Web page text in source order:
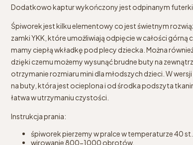
Dodatkowo kaptur wykończony jest odpinanym
Śpiworek jest kilku elementowy co jest świetnym
zamki YKK, które umożliwiają odpięcie w całości górną
mamy ciepłą wkładkę pod plecy dziecka. Można
dzięki czemu możemy wysunąć brudne buty na
otrzymanie rozmiaru mini dla młodszych dzieci. W
na buty, która jest ocieplona i od środka podszyta
łatwa w utrzymaniu czystości.
Instrukcja prania:
śpiworek pierzemy w pralce w temperaturze 40 st.,
wirowanie 800-1000 obrotów,